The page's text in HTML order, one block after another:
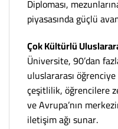
Diploması,
piyasasında güçlü
Çok Kültürlü
Üniversite, 90’dan
uluslararası
çeşitlilik, öğrencilere
ve Avrupa’nın
iletişim ağı sunar.